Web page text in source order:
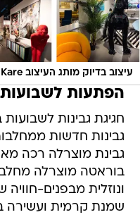
עיצוב בדיוק מותג העיצוב Kare
הפתעות לשבועות
חגיגת גבינות
גבינות חדשות
גבינת מוצרלה רכה
בוראטה מוצרלה
ונוזלית מבפנים-
שמנת קרמית ועשירה